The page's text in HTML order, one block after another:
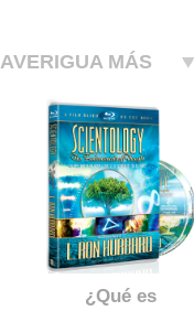
AVERIGUA MÁS
¿Qué es